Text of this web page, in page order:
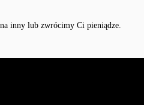
inny lub zwrócimy Ci pieniądze.